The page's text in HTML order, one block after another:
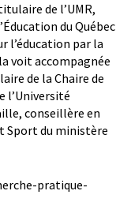
de l’UMR,
du Québec
l’éducation par la
voit accompagnée
de la Chaire de
l’Université
conseillère en
Sport du ministère
pratique-